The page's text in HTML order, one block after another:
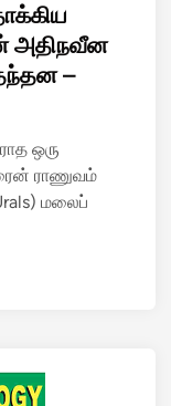
அதிநவீன
–
ஒரு
ராணுவம்
மலைப்